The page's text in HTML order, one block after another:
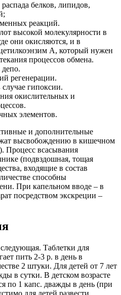
белков, липидов,
реакций.
высокой молекулярности в
они окисляются, и в
А, который нужен
процессов обмена.
регенерации.
гипоксии.
окислительных и
элементов.
и дополнительные
высвобождению в кишечном
Процесс всасывания
(подвздошная, тощая
входящие в состав
способны
При капельном вводе – в
посредством экскреции –
Таблетки для
пить 2-3 р. в день в
2 штуки. Для детей от 7 лет
в сутки. В детском возрасте
по 1 капс. дважды в день (при
для детей развести